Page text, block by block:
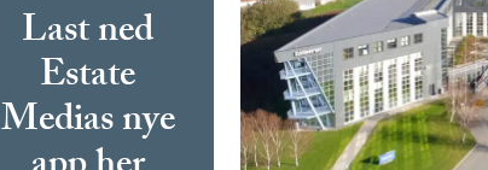
Last ned
Estate
Medias nye